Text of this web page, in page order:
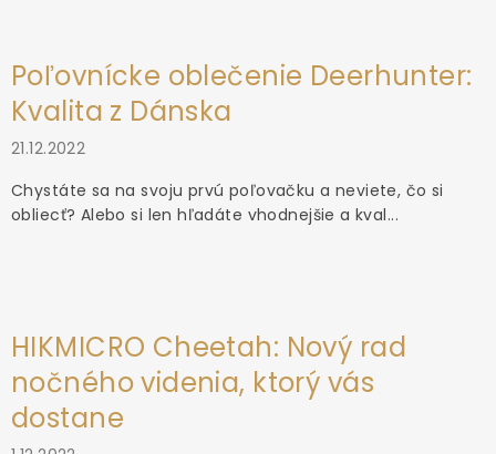
Poľovnícke oblečenie Deerhunter:
Kvalita z Dánska
21.12.2022
Chystáte sa na svoju prvú poľovačku a neviete, čo si
obliecť? Alebo si len hľadáte vhodnejšie a kval...
HIKMICRO Cheetah: Nový rad
nočného videnia, ktorý vás
dostane